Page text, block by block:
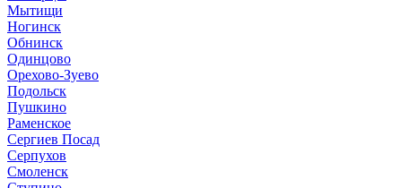
Мытищи
Ногинск
Обнинск
Одинцово
Орехово-Зуево
Подольск
Пушкино
Раменское
Сергиев Посад
Серпухов
Смоленск